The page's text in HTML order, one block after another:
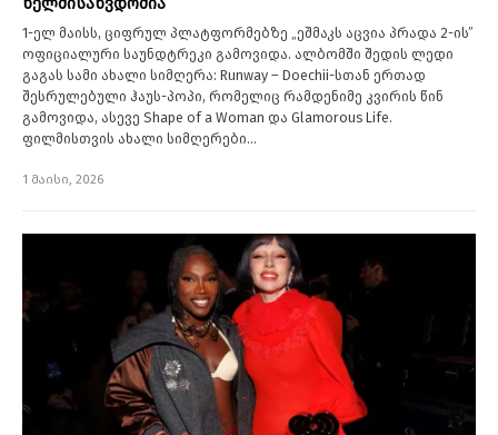
1-ელ მაისს, ციფრულ პლატფორმებზე „ეშმაკს აცვია პრადა 2-ის”
ოფიციალური საუნდტრეკი გამოვიდა. ალბომში შედის ლედი
გაგას სამი ახალი სიმღერა: Runway – Doechii-სთან ერთად
შესრულებული ჰაუს-პოპი, რომელიც რამდენიმე კვირის წინ
გამოვიდა, ასევე Shape of a Woman და Glamorous Life.
ფილმისთვის ახალი სიმღერები…
1 მაისი, 2026